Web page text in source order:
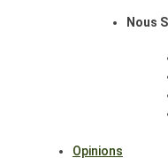
Nous
Opinions